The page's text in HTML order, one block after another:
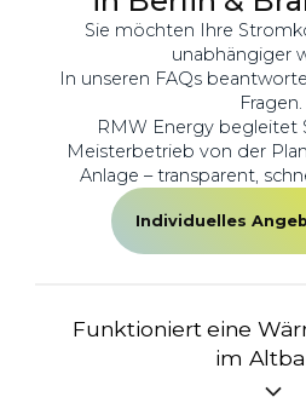
Sie möchten Ihre
unabhängiger
In unseren FAQs
Fragen.
RMW Energy begleitet
Meisterbetrieb von der
Anlage – transparent,
Individuelles
Funktioniert eine
im